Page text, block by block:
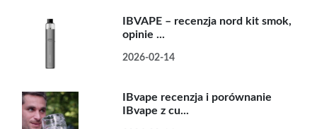
IBVAPE – recenzja nord kit smok,
opinie ...
2026-02-14
IBvape recenzja i porównanie
IBvape z cu...